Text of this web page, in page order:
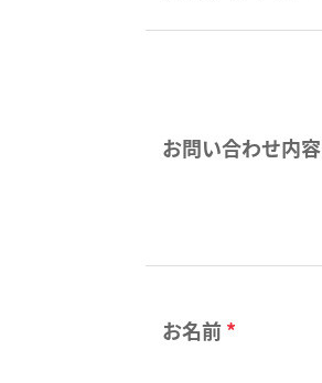
お問い合わせ内容
お名前*